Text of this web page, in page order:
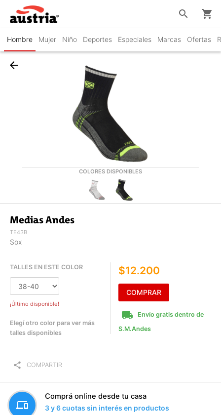
Hombre Mujer Niño Deportes Especiales Marcas Ofertas
search shopping_cart
COLORES DISPONIBLES
arrow_back
Medias Andes
TE43B
Sox
TALLES EN ESTE COLOR
¡Último disponible!
Elegí otro color para ver más
talles disponibles
$12.200
COMPRAR
local_shipping
Envío gratis dentro de
S.M.Andes
share COMPARTIR
devices
Comprá online desde tu casa
3 y 6 cuotas sin interés en productos